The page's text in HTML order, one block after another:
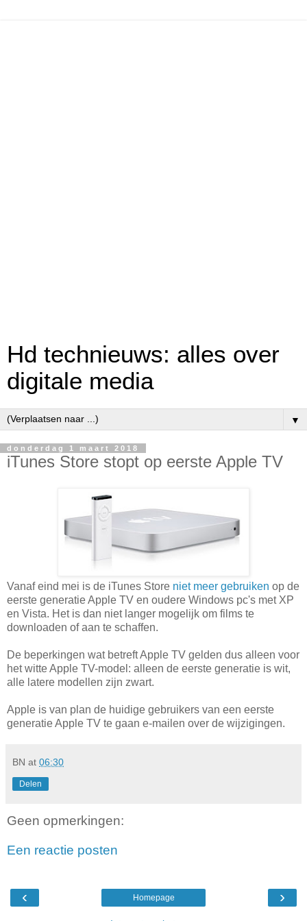
Hd technieuws: alles over
digitale media
▼
donderdag 1 maart 2018
iTunes Store stopt op eerste Apple TV
Vanaf eind mei is de iTunes Store niet meer gebruiken op de
eerste generatie Apple TV en oudere Windows pc's met XP
en Vista. Het is dan niet langer mogelijk om films te
downloaden of aan te schaffen.
De beperkingen wat betreft Apple TV gelden dus alleen voor
het witte Apple TV-model: alleen de eerste generatie is wit,
alle latere modellen zijn zwart.
Apple is van plan de huidige gebruikers van een eerste
generatie Apple TV te gaan e-mailen over de wijzigingen.
BN at 06:30
Delen
Geen opmerkingen:
Een reactie posten
‹ ›
Homepage